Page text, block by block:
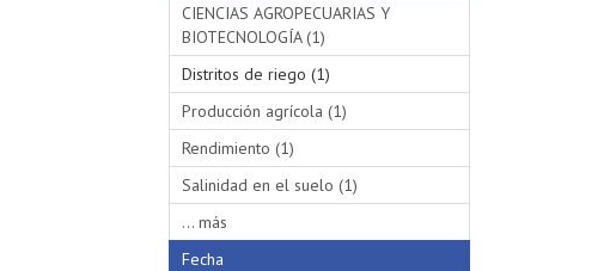
CIENCIAS AGROPECUARIAS Y
BIOTECNOLOGÍA (1)
Distritos de riego (1)
Producción agrícola (1)
Rendimiento (1)
Salinidad en el suelo (1)
... más
Fecha